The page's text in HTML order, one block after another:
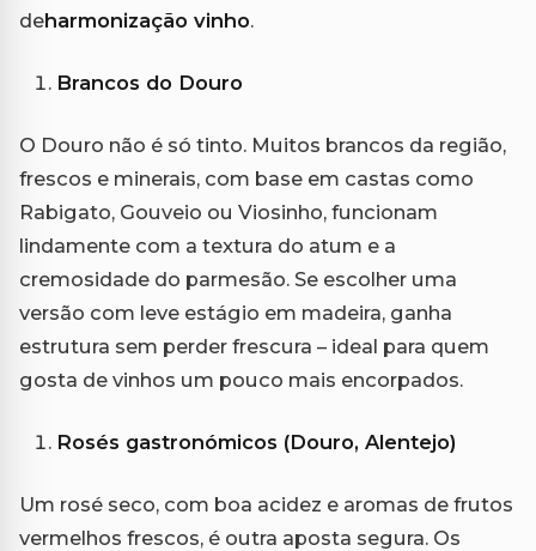
deharmonização vinho.
Brancos do Douro
O Douro não é só tinto. Muitos brancos da região,
frescos e minerais, com base em castas como
Rabigato, Gouveio ou Viosinho, funcionam
lindamente com a textura do atum e a
cremosidade do parmesão. Se escolher uma
versão com leve estágio em madeira, ganha
estrutura sem perder frescura – ideal para quem
gosta de vinhos um pouco mais encorpados.
Rosés gastronómicos (Douro, Alentejo)
Um rosé seco, com boa acidez e aromas de frutos
vermelhos frescos, é outra aposta segura. Os